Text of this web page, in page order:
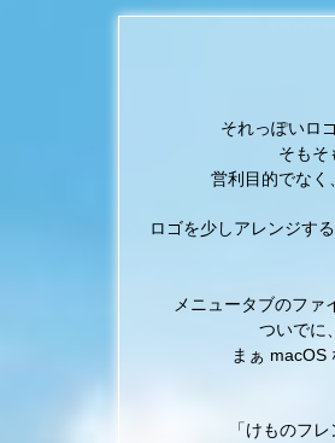
それっぽいロ
そもそ
営利目的でなく
ロゴを少しアレンジす
メニュータブのフ
ついでに
まぁ
「けものフ